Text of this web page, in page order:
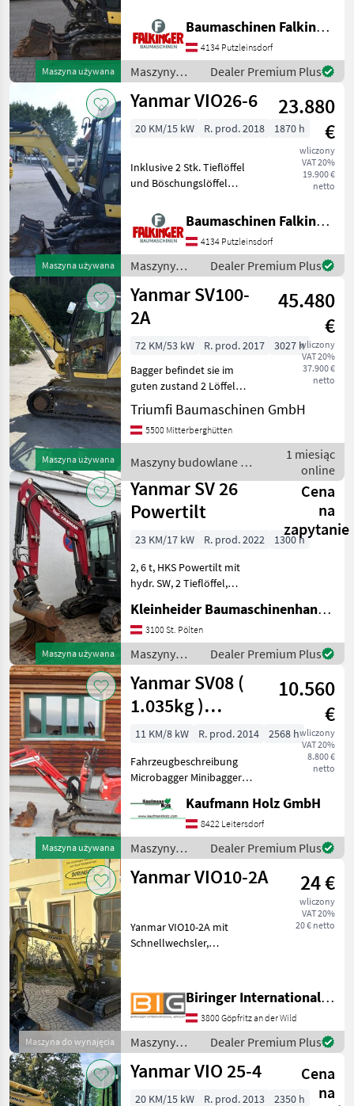
Takeuchi
Bobcat
Kubota
Wacker
Rhinoceros
Pokaż
wszystkie
MODEL
19
VIO
25-
4
VIO26-
6
MARKETPLACE
Marketplace
Oferty
dealerów
Ogłoszenia
drobne
Maszyna używana
MS03 mit Hammer und
Greiferleitungen Laufwerk
sind 70% 2665 kg
Gesamtgewicht Der Yanmar
Baumaschinen Falkinger
4134 Putzleinsdorf
Maszyny
budowlane /
Yanmar
Dealer Premium Plus
Maszyna używana
Yanmar VIO26-6
23.880
€
wliczony
VAT 20%
19.900 €
netto
20 KM/15 kW R. prod. 2018 1870 h
Inklusive 2 Stk. Tieflöffel
und Böschungslöffel
MS03 mit Hammer und
Greiferleitungen Laufwerk
sind 90% 2665 kg
Gesamtgewicht Der Yanmar
Baumaschinen Falkinger
4134 Putzleinsdorf
Maszyny
budowlane /
Yanmar
Dealer Premium Plus
Maszyna używana
Yanmar SV100-
2A
45.480
€
wliczony
VAT 20%
37.900 €
netto
72 KM/53 kW R. prod. 2017
3027 h
Bagger befindet sie im
guten zustand 2 Löffel
Eintausch möglich Maszyny
budowlane Minikoparki
Triumfi Baumaschinen GmbH
5500 Mitterberghütten
Maszyny budowlane /
Yanmar
1 miesiąc
online
Maszyna używana
Yanmar SV 26
Powertilt
Cena
na
zapytanie
23 KM/17 kW R. prod. 2022
1300 h
2, 6 t, HKS Powertilt mit
hydr. SW, 2 Tieflöffel,
budowlane Minikoparki
Kleinheider Baumaschinenhandel GmbH.
3100 St. Pölten
Maszyny
budowlane /
Yanmar
Dealer Premium Plus
Maszyna używana
Yanmar SV08 (
1.035kg )
Verstellfahrwerk
+ 2 Löffel
10.560
€
wliczony
VAT 20%
8.800 €
netto
11 KM/8 kW R. prod. 2014
2568 h
Fahrzeugbeschreibung
Microbagger Minibagger
Zähler 2.568 Stunden 1.035
Zusatzleitungen am Arm - h
Kaufmann Holz GmbH
8422 Leitersdorf
Maszyny
budowlane /
Yanmar
Dealer Premium Plus
Maszyna do wynajęcia
Yanmar VIO10-2A 24 €
wliczony
VAT 20%
20 € netto
Yanmar VIO10-2A mit
Schnellwechsler,
Verstellaufwerk von 83-
100cm Einsatzgewicht
1220kg Transportgewicht
1145kg Der oben
angeführte S
Biringer International GmbH
3800 Göpfritz an der Wild
Maszyny
budowlane /
Yanmar
Dealer Premium Plus
Yanmar VIO 25-4
Cena
na
20 KM/15 kW R. prod. 2013 2350 h